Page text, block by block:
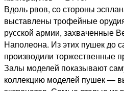
Вдоль рвов, со стороны
выставлены трофейные
русской армии, захваченные
Наполеона. Из этих пушек до
производили торжественные
Залы моделей показывают
коллекцию моделей пушек —